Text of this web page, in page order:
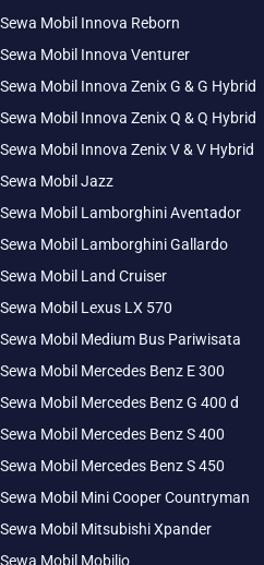
Sewa Mobil Innova Reborn
Sewa Mobil Innova Venturer
Sewa Mobil Innova Zenix G & G Hybrid
Sewa Mobil Innova Zenix Q & Q Hybrid
Sewa Mobil Innova Zenix V & V Hybrid
Sewa Mobil Jazz
Sewa Mobil Lamborghini Aventador
Sewa Mobil Lamborghini Gallardo
Sewa Mobil Land Cruiser
Sewa Mobil Lexus LX 570
Sewa Mobil Medium Bus Pariwisata
Sewa Mobil Mercedes Benz E 300
Sewa Mobil Mercedes Benz G 400 d
Sewa Mobil Mercedes Benz S 400
Sewa Mobil Mercedes Benz S 450
Sewa Mobil Mini Cooper Countryman
Sewa Mobil Mitsubishi Xpander
Sewa Mobil Mobilio